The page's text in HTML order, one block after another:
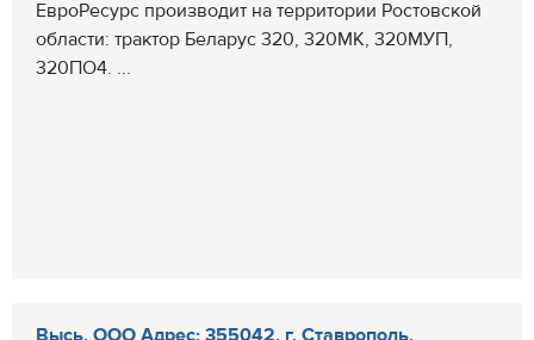
ЕвроРесурс производит на территории Ростовской
области: трактор Беларус 320, 320МК, 320МУП,
320ПО4. ...
Высь, ООО Адрес: 355042, г. Ставрополь,